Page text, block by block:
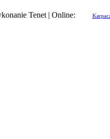
Tenet | Online: